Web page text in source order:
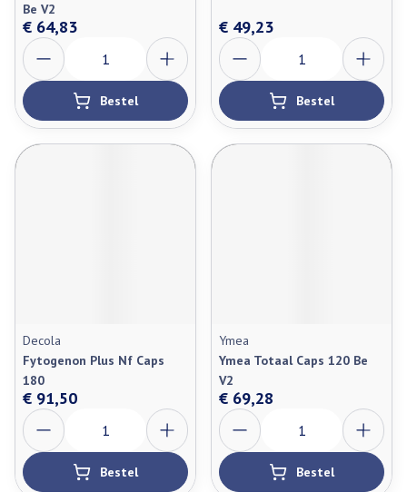
Be V2
€ 64,83
Aantal
Bestel
€ 49,23
Aantal
Bestel
Decola
Fytogenon Plus Nf Caps
180
€ 91,50
Aantal
Bestel
Ymea
Ymea Totaal Caps 120 Be
V2
€ 69,28
Aantal
Bestel